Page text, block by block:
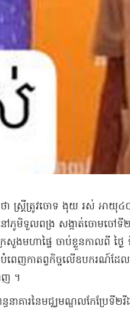
ា ស្ត្រី​ត្រូវ​ចោទ ងុ​យ រស់ អាយុ​៤
នៅ​ភូមិ​ទួល​ពង្រ សង្កាត់​ចោមចៅ​ទី​២
ងមហាផ្ទៃ ចាប់ខ្លួន​កាលពី ថ្ងៃ
ពេញ​កាតព្វកិច្ច​លើ​ឧបករណ៍​ដែល​
ញ ។​
ាគារ​នៃ​មជ្ឈមណ្ឌល​កែប្រែ​ទី​២​រី